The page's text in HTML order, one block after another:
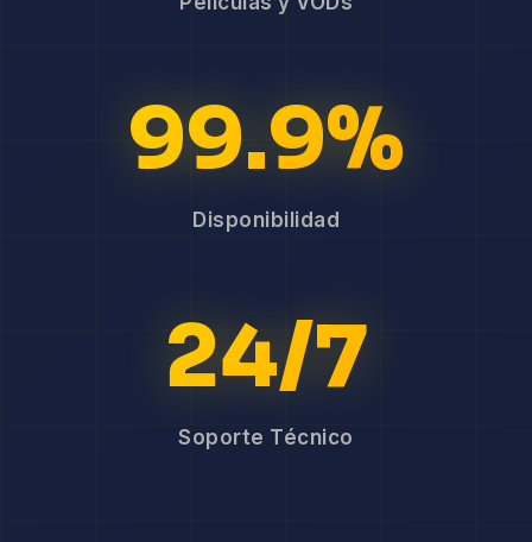
99.9%
Disponibilidad
24/7
Soporte Técnico